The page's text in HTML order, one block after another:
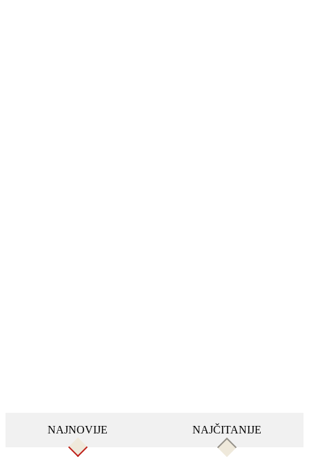
NAJNOVIJE NAJČITANIJE